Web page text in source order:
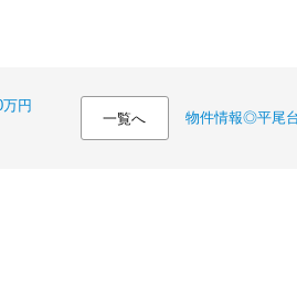
円
一覧へ 物件情報◎平尾